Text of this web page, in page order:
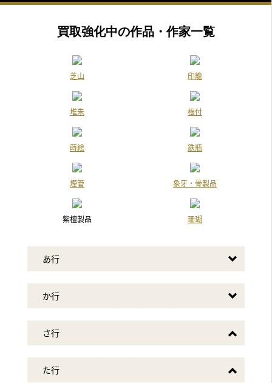
テレビ朝日「羽鳥慎一 モーニングショー」
2019年7月31日放送
フジテレビ「林修のニッポンドリル」
2019年7月3日放送
2019年7月3日放送
テレビ朝日「羽鳥慎一 モーニングショー」
2019年6月26日放送
フジテレビ「林修のニッポンドリル」
読売テレビ 「かんさい情報ネットten.」
『アナタの味方！お役に立ちます！』コーナー
2019年6月5日放送
中京テレビ「それって！？ 実際どうなの課」
2019年6月5日放送
『継ぐ女神』のコーナー
買取強化中の作品・作家一覧
芝山 印籠
堆朱 根付
蒔絵 鉄瓶
煙管 象牙・骨製品
紫檀製品 珊瑚
あ行
か行
さ行
た行